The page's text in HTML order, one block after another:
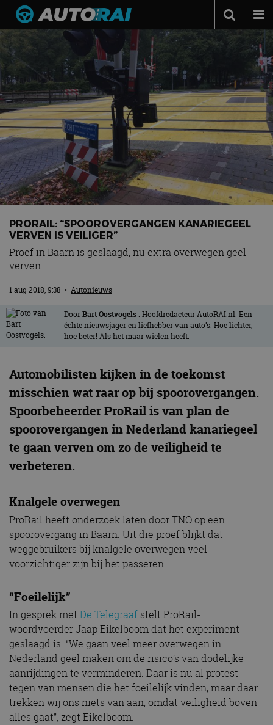
Autonieuws
Podcast
Autotests
Automerken
Adverteren
Contact
MotorRAI.nl
PRORAIL: “SPOOROVERGANGEN KANARIEGEEL
VERVEN IS VEILIGER”
Proef in Baarn is geslaagd, nu extra overwegen geel
verven
1 aug 2018, 9:38 • Autonieuws
DoorBart Oostvogels . Hoofdredacteur AutoRAI.nl. Een
échte nieuwsjager en liefhebber van auto’s. Hoe lichter,
hoe beter! Als het maar wielen heeft.
Automobilisten kijken in de toekomst
misschien wat raar op bij spoorovergangen.
Spoorbeheerder ProRail is van plan de
spoorovergangen in Nederland kanariegeel
te gaan verven om zo de veiligheid te
verbeteren.
Knalgele overwegen
ProRail heeft onderzoek laten door TNO op een
spoorovergang in Baarn. Uit die proef blijkt dat
weggebruikers bij knalgele overwegen veel
voorzichtiger zijn bij het passeren.
“Foeilelijk”
In gesprek met De Telegraaf stelt ProRail-
woordvoerder Jaap Eikelboom dat het experiment
geslaagd is. “We gaan veel meer overwegen in
Nederland geel maken om de risico’s van dodelijke
aanrijdingen te verminderen. Daar is nu al protest
tegen van mensen die het foeilelijk vinden, maar daar
trekken wij ons niets van aan, omdat veiligheid boven
alles gaat”, zegt Eikelboom.